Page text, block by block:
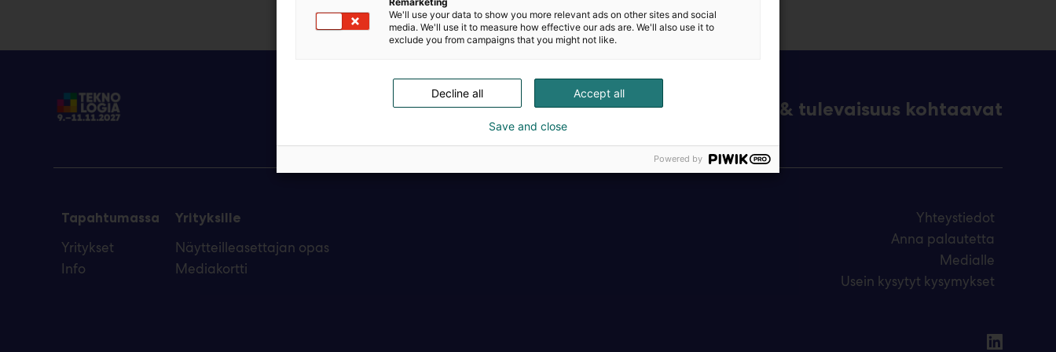
Täällä teollisuus, teknologia & tulevaisuus kohtaavat
Tapahtumassa
Yritykset
Info
Yrityksille
Näytteilleasettajan opas
Mediakortti
Yhteystiedot
Anna palautetta
Medialle
Usein kysytyt kysymykset
We'll use your data to show you more relevant ads on other sites and social
media. We'll use it to measure how effective our ads are. We'll also use it to
exclude you from campaigns that you might not like.
Accept all
Decline all
Save and close
Powered by